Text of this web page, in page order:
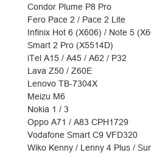
Condor Plume P8 Pro
Fero Pace 2 / Pace 2 Lite
Infinix Hot 6 (X606) / Note 5
Smart 2 Pro (X5514D)
iTel A15 / A45 / A62 / P32
Lava Z50 / Z60E
Lenovo TB-7304X
Meizu M6
Nokia 1 / 3
Oppo A71 / A83 CPH1729
Vodafone Smart C9 VFD320
Wiko Kenny / Lenny 4 Plus /